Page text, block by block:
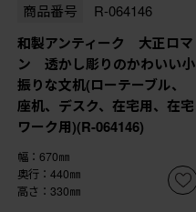
商品番号 R-064146
和製アンティーク 大正ロマ
ン 透かし彫りのかわいい小
振りな文机(ローテーブル、
座机、デスク、在宅用、在宅
ワーク用)(R-064146)
幅：670㎜
奥行：440㎜
高さ：330㎜